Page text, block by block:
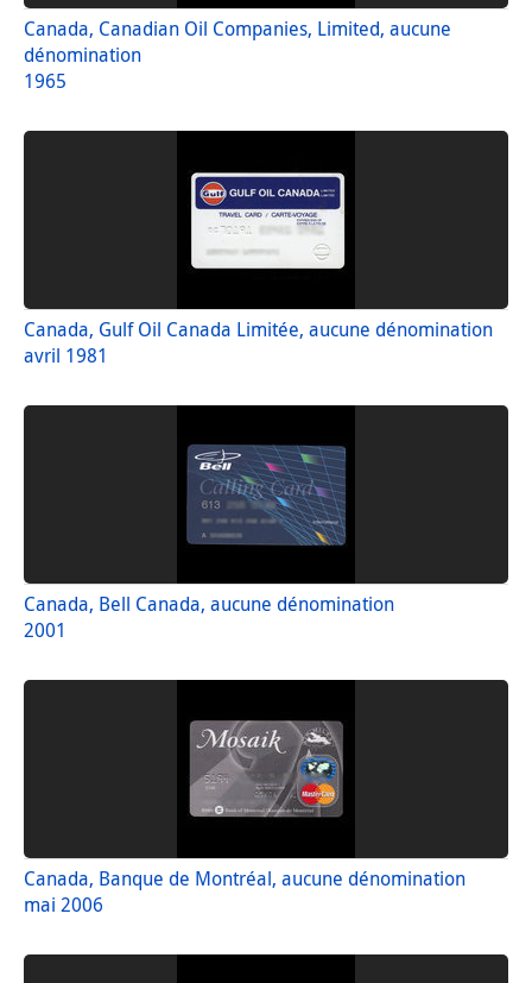
Canada, Canadian Oil Companies, Limited, aucune
dénomination
1965
Canada, Gulf Oil Canada Limitée, aucune dénomination
avril 1981
Canada, Bell Canada, aucune dénomination
2001
Canada, Banque de Montréal, aucune dénomination
mai 2006